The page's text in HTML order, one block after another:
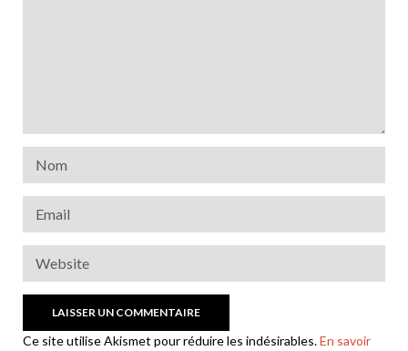
Ce site utilise Akismet pour réduire les indésirables.En savoir